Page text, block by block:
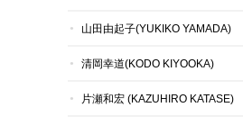
山田由起子(YUKIKO YAMADA)
清岡幸道(KODO KIYOOKA)
片瀬和宏 (KAZUHIRO KATASE)